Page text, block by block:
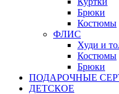
Брюки
Костюмы
ФЛИС
Худи и
Костюмы
Брюки
ПОДАРОЧНЫЕ
ДЕТСКОЕ